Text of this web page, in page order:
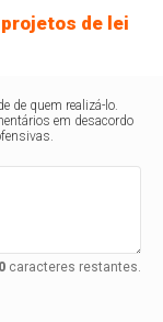
de lei
de quem realizá-lo.
em desacordo
caracteres restantes.